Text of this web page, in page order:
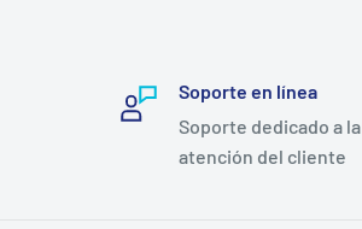
Soporte en línea
Soporte dedicado a la
atención del cliente